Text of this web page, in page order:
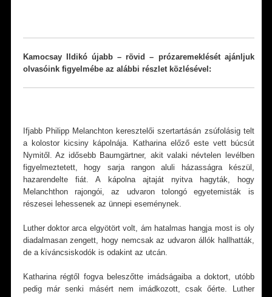
Kamocsay Ildikó újabb – rövid – prózaremeklését ajánljuk
olvasóink figyelmébe az alábbi részlet közlésével:
Ifjabb Philipp Melanchton keresztelői szertartásán zsúfolásig telt
a kolostor kicsiny kápolnája. Katharina előző este vett búcsút
Nymitől. Az idősebb Baumgärtner, akit valaki névtelen levélben
figyelmeztetett, hogy sarja rangon aluli házasságra készül,
hazarendelte fiát. A kápolna ajtaját nyitva hagyták, hogy
Melanchthon rajongói, az udvaron tolongó egyetemisták is
részesei lehessenek az ünnepi eseménynek.
Luther doktor arca elgyötört volt, ám hatalmas hangja most is oly
diadalmasan zengett, hogy nemcsak az udvaron állók hallhatták,
de a kíváncsiskodók is odakint az utcán.
Katharina régtől fogva beleszőtte imádságaiba a doktort, utóbb
pedig már senki másért nem imádkozott, csak őérte. Luther